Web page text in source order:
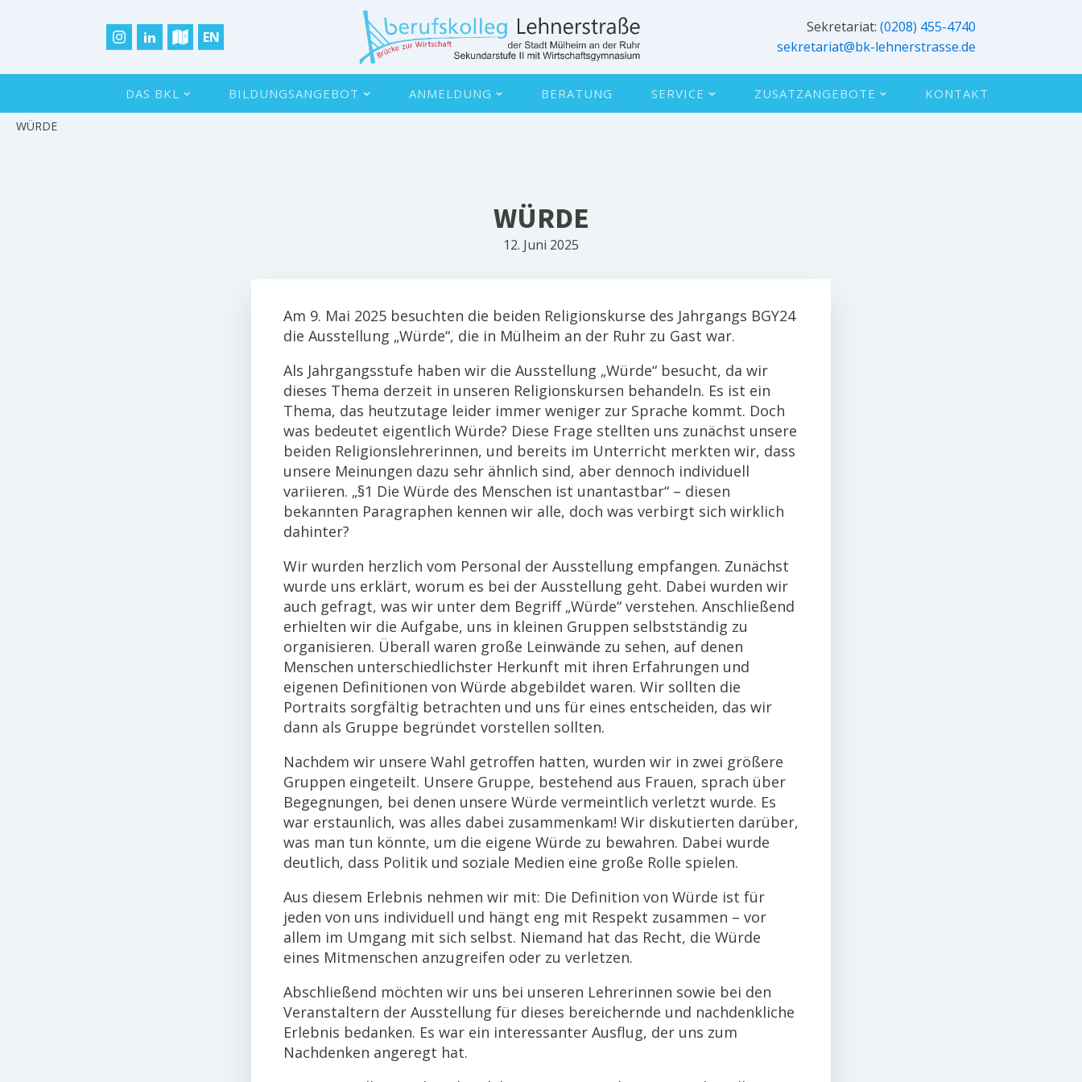
EN
Sekretariat: (0208) 455-4740
sekretariat@bk-lehnerstrasse.de
DAS BKL BILDUNGSANGEBOT ANMELDUNG BERATUNG SERVICE ZUSATZANGEBOTE KONTAKT
WÜRDE
WÜRDE
12. Juni 2025
Am 9. Mai 2025 besuchten die beiden Religionskurse des Jahrgangs BGY24
die Ausstellung „Würde“, die in Mülheim an der Ruhr zu Gast war.
Als Jahrgangsstufe haben wir die Ausstellung „Würde“ besucht, da wir
dieses Thema derzeit in unseren Religionskursen behandeln. Es ist ein
Thema, das heutzutage leider immer weniger zur Sprache kommt. Doch
was bedeutet eigentlich Würde? Diese Frage stellten uns zunächst unsere
beiden Religionslehrerinnen, und bereits im Unterricht merkten wir, dass
unsere Meinungen dazu sehr ähnlich sind, aber dennoch individuell
variieren. „§1 Die Würde des Menschen ist unantastbar“ – diesen
bekannten Paragraphen kennen wir alle, doch was verbirgt sich wirklich
dahinter?
Wir wurden herzlich vom Personal der Ausstellung empfangen. Zunächst
wurde uns erklärt, worum es bei der Ausstellung geht. Dabei wurden wir
auch gefragt, was wir unter dem Begriff „Würde“ verstehen. Anschließend
erhielten wir die Aufgabe, uns in kleinen Gruppen selbstständig zu
organisieren. Überall waren große Leinwände zu sehen, auf denen
Menschen unterschiedlichster Herkunft mit ihren Erfahrungen und
eigenen Definitionen von Würde abgebildet waren. Wir sollten die
Portraits sorgfältig betrachten und uns für eines entscheiden, das wir
dann als Gruppe begründet vorstellen sollten.
Nachdem wir unsere Wahl getroffen hatten, wurden wir in zwei größere
Gruppen eingeteilt. Unsere Gruppe, bestehend aus Frauen, sprach über
Begegnungen, bei denen unsere Würde vermeintlich verletzt wurde. Es
war erstaunlich, was alles dabei zusammenkam! Wir diskutierten darüber,
was man tun könnte, um die eigene Würde zu bewahren. Dabei wurde
deutlich, dass Politik und soziale Medien eine große Rolle spielen.
Aus diesem Erlebnis nehmen wir mit: Die Definition von Würde ist für
jeden von uns individuell und hängt eng mit Respekt zusammen – vor
allem im Umgang mit sich selbst. Niemand hat das Recht, die Würde
eines Mitmenschen anzugreifen oder zu verletzen.
Abschließend möchten wir uns bei unseren Lehrerinnen sowie bei den
Veranstaltern der Ausstellung für dieses bereichernde und nachdenkliche
Erlebnis bedanken. Es war ein interessanter Ausflug, der uns zum
Nachdenken angeregt hat.